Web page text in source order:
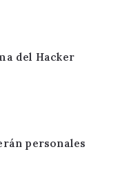
del Hacker
personales